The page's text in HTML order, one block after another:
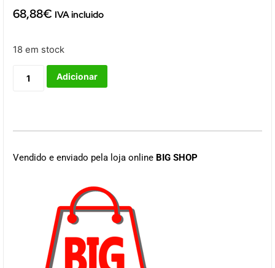
68,88€ IVA incluido
18 em stock
Adicionar
Vendido e enviado pela loja online BIG SHOP